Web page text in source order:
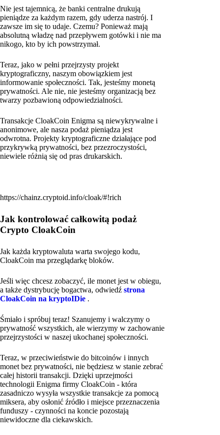
Nie jest tajemnicą, że banki centralne drukują
pieniądze za każdym razem, gdy uderza nastrój. I
zawsze im się to udaje. Czemu? Ponieważ mają
absolutną władzę nad przepływem gotówki i nie ma
nikogo, kto by ich powstrzymał.
Teraz, jako w pełni przejrzysty projekt
kryptograficzny, naszym obowiązkiem jest
informowanie społeczności. Tak, jesteśmy monetą
prywatności. Ale nie, nie jesteśmy organizacją bez
twarzy pozbawioną odpowiedzialności.
Transakcje CloakCoin Enigma są niewykrywalne i
anonimowe, ale nasza podaż pieniądza jest
odwrotna. Projekty kryptograficzne działające pod
przykrywką prywatności, bez przezroczystości,
niewiele różnią się od pras drukarskich.
https://chainz.cryptoid.info/cloak/#!rich
Jak kontrolować całkowitą podaż
Crypto CloakCoin
Jak każda kryptowaluta warta swojego kodu,
CloakCoin ma przeglądarkę bloków.
Jeśli więc chcesz zobaczyć, ile monet jest w obiegu,
a także dystrybucję bogactwa, odwiedź strona
CloakCoin na kryptoIDie .
Śmiało i spróbuj teraz! Szanujemy i walczymy o
prywatność wszystkich, ale wierzymy w zachowanie
przejrzystości w naszej ukochanej społeczności.
Teraz, w przeciwieństwie do bitcoinów i innych
monet bez prywatności, nie będziesz w stanie zebrać
całej historii transakcji. Dzięki uprzejmości
technologii Enigma firmy CloakCoin - która
zasadniczo wysyła wszystkie transakcje za pomocą
miksera, aby osłonić źródło i miejsce przeznaczenia
funduszy - czynności na koncie pozostają
niewidoczne dla ciekawskich.